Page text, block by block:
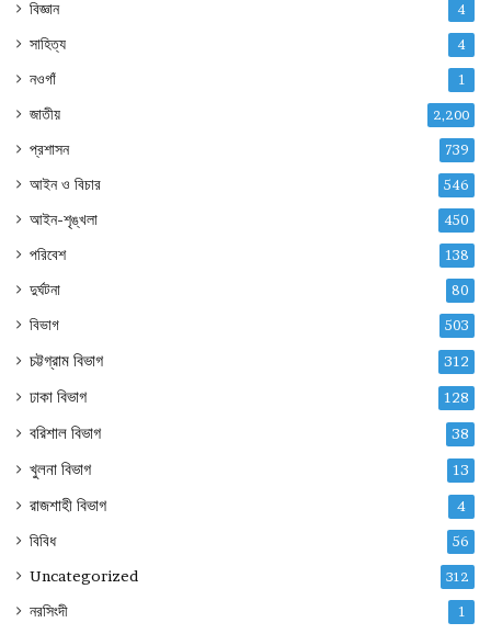
বিজ্ঞান 4
সাহিত্য 4
নওগাঁ 1
জাতীয় 2,200
প্রশাসন 739
আইন ও বিচার 546
আইন-শৃঙ্খলা 450
পরিবেশ 138
দুর্ঘটনা 80
বিভাগ 503
চট্টগ্রাম বিভাগ 312
ঢাকা বিভাগ 128
বরিশাল বিভাগ 38
খুলনা বিভাগ 13
রাজশাহী বিভাগ 4
বিবিধ 56
Uncategorized 312
নরসিংদী 1